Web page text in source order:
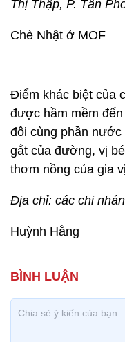
Thị Thập, P. Tân
Chè Nhật ở MOF
Điểm khác biệt của
được hầm mềm
đôi cùng phần
gắt của đường, vị
thơm nồng của gia
Địa chỉ: các chi
Huỳnh Hằng